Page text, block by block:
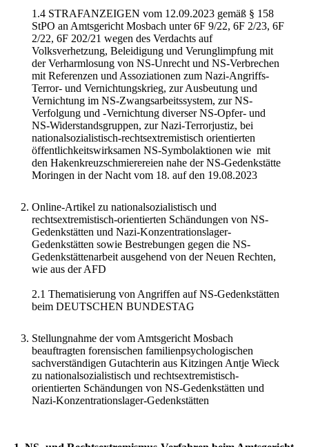
1.4 STRAFANZEIGEN vom 12.09.2023 gemäß § 158
StPO an Amtsgericht Mosbach unter 6F 9/22, 6F 2/23, 6F
2/22, 6F 202/21 wegen des Verdachts auf
Volksverhetzung, Beleidigung und Verunglimpfung mit
der Verharmlosung von NS-Unrecht und NS-Verbrechen
mit Referenzen und Assoziationen zum Nazi-Angriffs-
Terror- und Vernichtungskrieg, zur Ausbeutung und
Vernichtung im NS-Zwangsarbeitssystem, zur NS-
Verfolgung und -Vernichtung diverser NS-Opfer- und
NS-Widerstandsgruppen, zur Nazi-Terrorjustiz, bei
nationalsozialistisch-rechtsextremistisch orientierten
öffentlichkeitswirksamen NS-Symbolaktionen wie mit
den Hakenkreuzschmierereien nahe der NS-Gedenkstätte
Moringen in der Nacht vom 18. auf den 19.08.2023
Online-Artikel zu nationalsozialistisch und
rechtsextremistisch-orientierten Schändungen von NS-
Gedenkstätten und Nazi-Konzentrationslager-
Gedenkstätten sowie Bestrebungen gegen die NS-
Gedenkstättenarbeit ausgehend von der Neuen Rechten,
wie aus der AFD
2.1 Thematisierung von Angriffen auf NS-Gedenkstätten
beim DEUTSCHEN BUNDESTAG
Stellungnahme der vom Amtsgericht Mosbach
beauftragten forensischen familienpsychologischen
sachverständigen Gutachterin aus Kitzingen Antje Wieck
zu nationalsozialistisch und rechtsextremistisch-
orientierten Schändungen von NS-Gedenkstätten und
Nazi-Konzentrationslager-Gedenkstätten